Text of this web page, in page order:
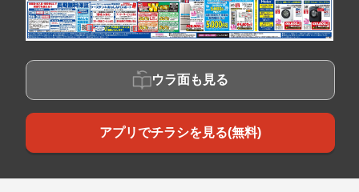
ウラ面も見る
アプリでチラシを見る(無料)